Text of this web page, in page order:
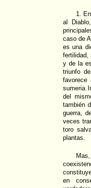
1.
al
caso de
es una
fertilidad,
y de la
triunfo
favorece
sumeria
del
también
guerra,
veces
toro
plantas.
en